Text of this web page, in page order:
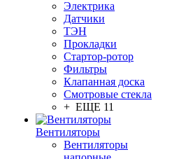
Электрика
Датчики
ТЭН
Прокладки
Стартор-ротор
Фильтры
Клапанная доска
Смотровые стекла
+ ЕЩЕ 11
Вентиляторы
Вентиляторы